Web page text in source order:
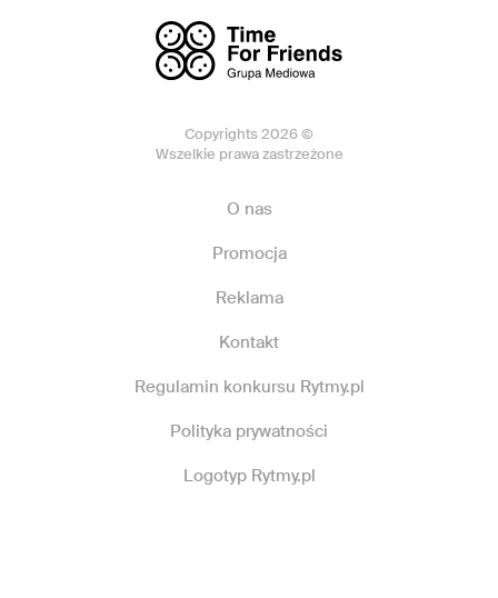
Copyrights 2026 ©
Wszelkie prawa zastrzeżone
O nas
Promocja
Reklama
Kontakt
Regulamin konkursu Rytmy.pl
Polityka prywatności
Logotyp Rytmy.pl